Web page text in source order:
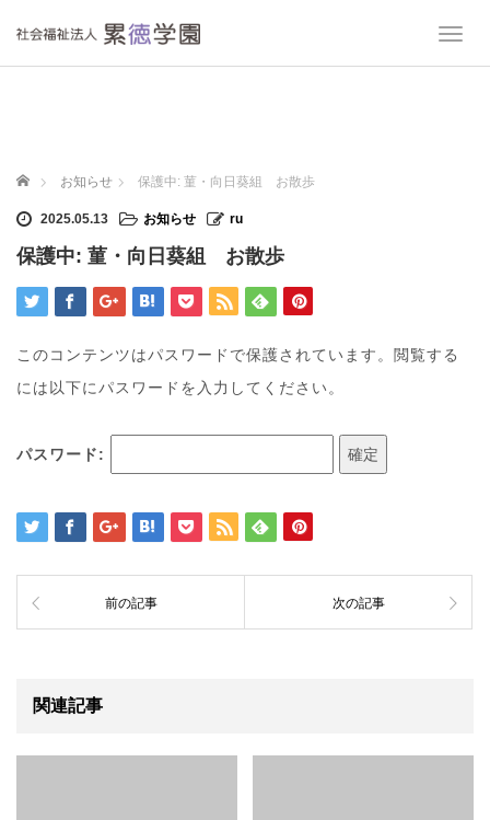
T
n
ホーム お知らせ 保護中: 菫・向日葵組 お散歩
2025.05.13 お知らせ ru
保護中: 菫・向日葵組 お散歩
このコンテンツはパスワードで保護されています。閲覧する
には以下にパスワードを入力してください。
パスワード:
前の記事 次の記事
関連記事